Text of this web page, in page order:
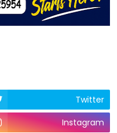
Twitter
Instagram